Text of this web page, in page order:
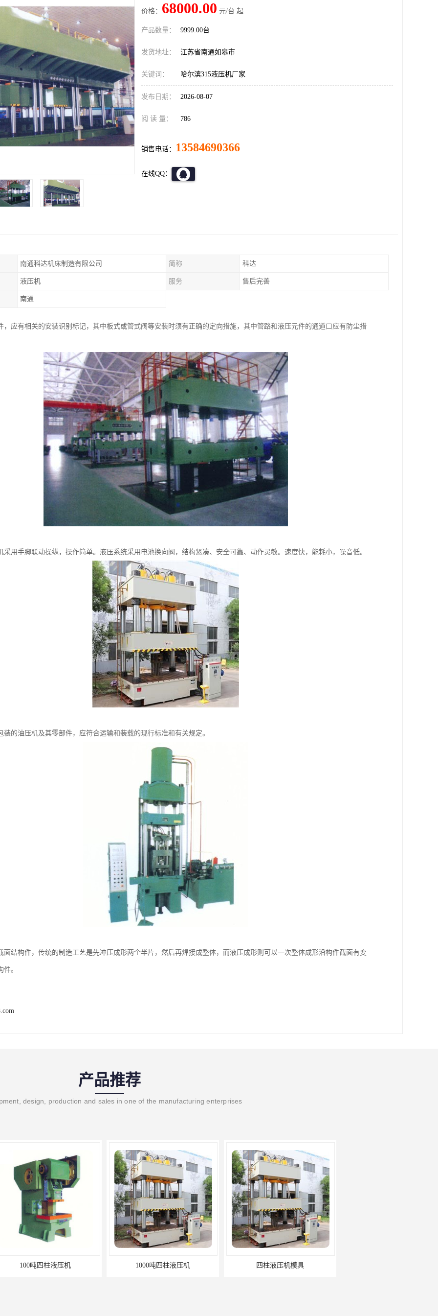
价格： 68000.00 元/台 起
产品数量： 9999.00台
发货地址： 江苏省南通如皋市
关键词： 哈尔滨315液压机厂家
发布日期： 2026-08-07
阅 读 量： 786
销售电话： 13584690366
在线QQ：
南通科达机床制造有限公司 简称 科达
液压机 服务 售后完善
南通
，应有相关的安装识别标记，其中板式或管式阀等安装时须有正确的定向措施，其中管路和液压元件的通道口应有防尘措
采用手脚联动操纵，操作简单。液压系统采用电池换向阀，结构紧凑、安全可靠、动作灵敏。速度快，能耗小，噪音低。
装的油压机及其零部件，应符合运输和装载的现行标准和有关规定。
面结构件，传统的制造工艺是先冲压成形两个半片，然后再焊接成整体，而液压成形则可以一次整体成形沿构件截面有变
。
产品推荐
design, production and sales in one of the manufacturing enterprises